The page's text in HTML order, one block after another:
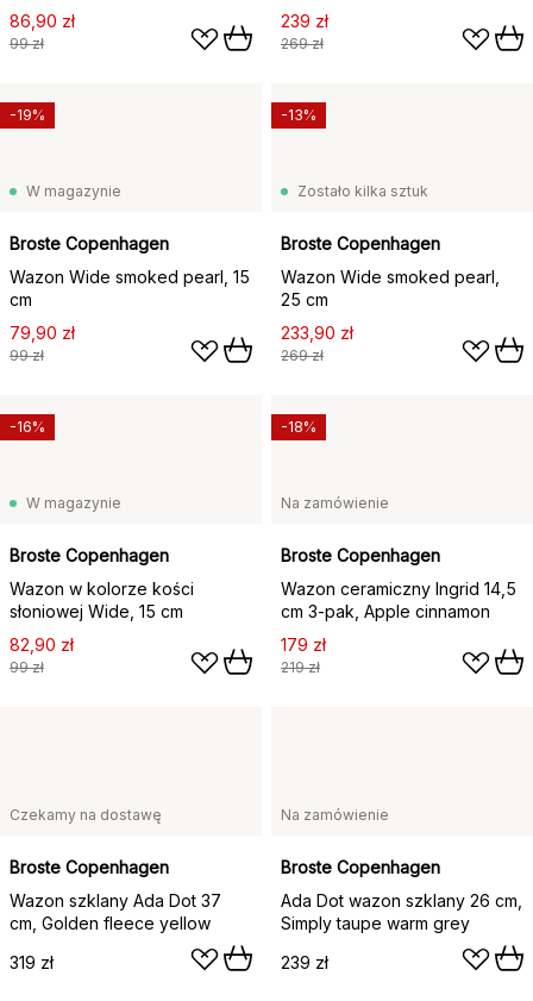
86,90 zł
99 zł
239 zł
269 zł
W magazynie
Broste Copenhagen
Wazon Wide smoked pearl, 15
cm
79,90 zł
99 zł
-19%
Zostało kilka sztuk
Broste Copenhagen
Wazon Wide smoked pearl,
25 cm
233,90 zł
269 zł
-13%
W magazynie
Broste Copenhagen
Wazon w kolorze kości
słoniowej Wide, 15 cm
82,90 zł
99 zł
-16%
Na zamówienie
Broste Copenhagen
Wazon ceramiczny Ingrid 14,5
cm 3-pak, Apple cinnamon
179 zł
219 zł
-18%
Czekamy na dostawę
Broste Copenhagen
Wazon szklany Ada Dot 37
cm, Golden fleece yellow
319 zł
Na zamówienie
Broste Copenhagen
Ada Dot wazon szklany 26 cm,
Simply taupe warm grey
239 zł